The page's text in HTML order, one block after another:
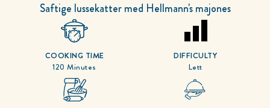
Saftige lussekatter med Hellmann's majones
120 Minutes
COOKING TIME
Lett
DIFFICULTY